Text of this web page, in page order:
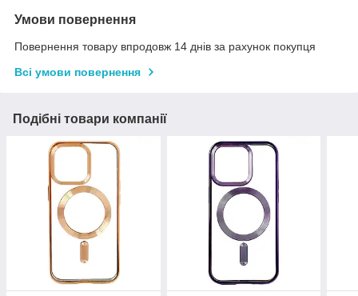
Умови повернення
Повернення товару впродовж 14 днів за рахунок покупця
Всі умови повернення
Подібні товари компанії